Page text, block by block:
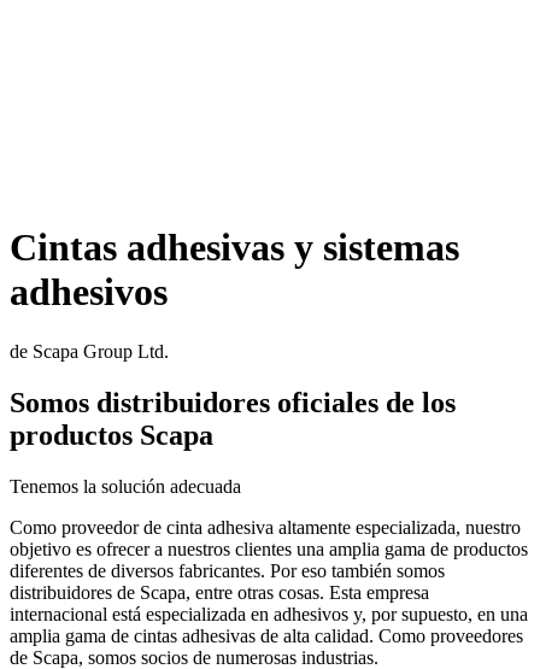
Cintas adhesivas y sistemas
adhesivos
de Scapa Group Ltd.
Somos distribuidores oficiales de los
productos Scapa
Tenemos la solución adecuada
Como proveedor de cinta adhesiva altamente especializada, nuestro
objetivo es ofrecer a nuestros clientes una amplia gama de productos
diferentes de diversos fabricantes. Por eso también somos
distribuidores de Scapa, entre otras cosas. Esta empresa
internacional está especializada en adhesivos y, por supuesto, en una
amplia gama de cintas adhesivas de alta calidad. Como proveedores
de Scapa, somos socios de numerosas industrias.